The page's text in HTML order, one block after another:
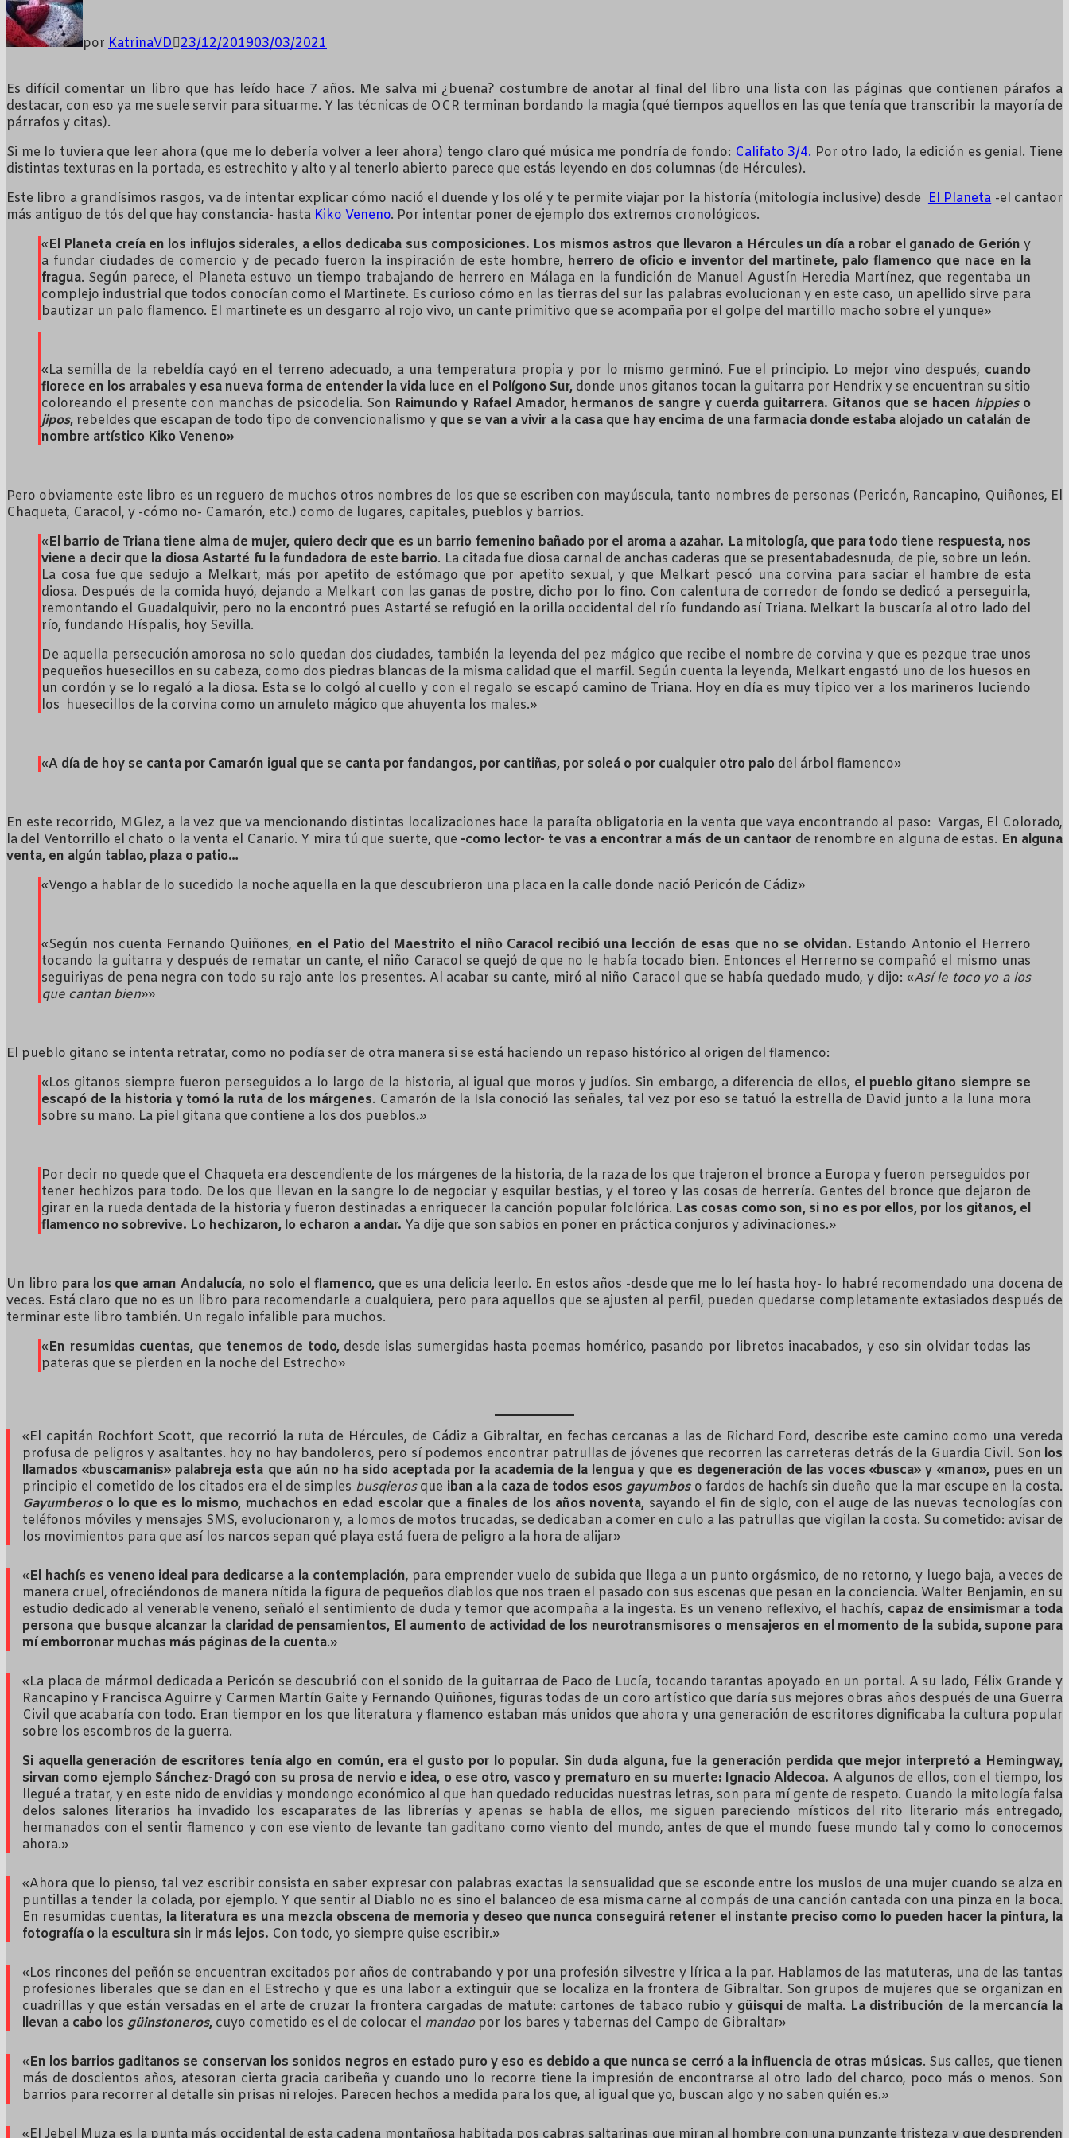
por KatrinaVD 23/12/201903/03/2021
Es difícil comentar un libro que has leído hace 7 años. Me salva mi ¿buena? costumbre de anotar al final del libro una lista con las páginas que contienen párafos a
destacar, con eso ya me suele servir para situarme. Y las técnicas de OCR terminan bordando la magia (qué tiempos aquellos en las que tenía que transcribir la mayoría de
párrafos y citas).
Si me lo tuviera que leer ahora (que me lo debería volver a leer ahora) tengo claro qué música me pondría de fondo: Califato 3/4. Por otro lado, la edición es genial. Tiene
distintas texturas en la portada, es estrechito y alto y al tenerlo abierto parece que estás leyendo en dos columnas (de Hércules).
Este libro a grandísimos rasgos, va de intentar explicar cómo nació el duende y los olé y te permite viajar por la historía (mitología inclusive) desde El Planeta -el cantaor
más antiguo de tós del que hay constancia- hasta Kiko Veneno. Por intentar poner de ejemplo dos extremos cronológicos.
«El Planeta creía en los influjos siderales, a ellos dedicaba sus composiciones. Los mismos astros que llevaron a Hércules un día a robar el ganado de Gerión y
a fundar ciudades de comercio y de pecado fueron la inspiración de este hombre, herrero de oficio e inventor del martinete, palo flamenco que nace en la
fragua. Según parece, el Planeta estuvo un tiempo trabajando de herrero en Málaga en la fundición de Manuel Agustín Heredia Martínez, que regentaba un
complejo industrial que todos conocían como el Martinete. Es curioso cómo en las tierras del sur las palabras evolucionan y en este caso, un apellido sirve para
bautizar un palo flamenco. El martinete es un desgarro al rojo vivo, un cante primitivo que se acompaña por el golpe del martillo macho sobre el yunque»
«La semilla de la rebeldía cayó en el terreno adecuado, a una temperatura propia y por lo mismo germinó. Fue el principio. Lo mejor vino después, cuando
florece en los arrabales y esa nueva forma de entender la vida luce en el Polígono Sur, donde unos gitanos tocan la guitarra por Hendrix y se encuentran su sitio
coloreando el presente con manchas de psicodelia. Son Raimundo y Rafael Amador, hermanos de sangre y cuerda guitarrera. Gitanos que se hacen hippieso
jipos, rebeldes que escapan de todo tipo de convencionalismo y que se van a vivir a la casa que hay encima de una farmacia donde estaba alojado un catalán de
nombre artístico Kiko Veneno»
Pero obviamente este libro es un reguero de muchos otros nombres de los que se escriben con mayúscula, tanto nombres de personas (Pericón, Rancapino, Quiñones, El
Chaqueta, Caracol, y -cómo no- Camarón, etc.) como de lugares, capitales, pueblos y barrios.
«El barrio de Triana tiene alma de mujer, quiero decir que es un barrio femenino bañado por el aroma a azahar. La mitología, que para todo tiene respuesta, nos
viene a decir que la diosa Astarté fu la fundadora de este barrio. La citada fue diosa carnal de anchas caderas que se presentabadesnuda, de pie, sobre un león.
La cosa fue que sedujo a Melkart, más por apetito de estómago que por apetito sexual, y que Melkart pescó una corvina para saciar el hambre de esta
diosa. Después de la comida huyó, dejando a Melkart con las ganas de postre, dicho por lo fino. Con calentura de corredor de fondo se dedicó a perseguirla,
remontando el Guadalquivir, pero no la encontró pues Astarté se refugió en la orilla occidental del río fundando así Triana. Melkart la buscaría al otro lado del
río, fundando Híspalis, hoy Sevilla.
De aquella persecución amorosa no solo quedan dos ciudades, también la leyenda del pez mágico que recibe el nombre de corvina y que es pezque trae unos
pequeños huesecillos en su cabeza, como dos piedras blancas de la misma calidad que el marfil. Según cuenta la leyenda, Melkart engastó uno de los huesos en
un cordón y se lo regaló a la diosa. Esta se lo colgó al cuello y con el regalo se escapó camino de Triana. Hoy en día es muy típico ver a los marineros luciendo
los huesecillos de la corvina como un amuleto mágico que ahuyenta los males.»
«A día de hoy se canta por Camarón igual que se canta por fandangos, por cantiñas, por soleá o por cualquier otro palo del árbol flamenco»
En este recorrido, MGlez, a la vez que va mencionando distintas localizaciones hace la paraíta obligatoria en la venta que vaya encontrando al paso: Vargas, El Colorado,
la del Ventorrillo el chato o la venta el Canario. Y mira tú que suerte, que -como lector- te vas a encontrar a más de un cantaor de renombre en alguna de estas. En alguna
venta, en algún tablao, plaza o patio…
«Vengo a hablar de lo sucedido la noche aquella en la que descubrieron una placa en la calle donde nació Pericón de Cádiz»
«Según nos cuenta Fernando Quiñones, en el Patio del Maestrito el niño Caracol recibió una lección de esas que no se olvidan. Estando Antonio el Herrero
tocando la guitarra y después de rematar un cante, el niño Caracol se quejó de que no le había tocado bien. Entonces el Herrerno se compañó el mismo unas
seguiriyas de pena negra con todo su rajo ante los presentes. Al acabar su cante, miró al niño Caracol que se había quedado mudo, y dijo: «Así le toco yo a los
que cantan bien»»
El pueblo gitano se intenta retratar, como no podía ser de otra manera si se está haciendo un repaso histórico al origen del flamenco:
«Los gitanos siempre fueron perseguidos a lo largo de la historia, al igual que moros y judíos. Sin embargo, a diferencia de ellos, el pueblo gitano siempre se
escapó de la historia y tomó la ruta de los márgenes. Camarón de la Isla conoció las señales, tal vez por eso se tatuó la estrella de David junto a la luna mora
sobre su mano. La piel gitana que contiene a los dos pueblos.»
Por decir no quede que el Chaqueta era descendiente de los márgenes de la historia, de la raza de los que trajeron el bronce a Europa y fueron perseguidos por
tener hechizos para todo. De los que llevan en la sangre lo de negociar y esquilar bestias, y el toreo y las cosas de herrería. Gentes del bronce que dejaron de
girar en la rueda dentada de la historia y fueron destinadas a enriquecer la canción popular folclórica. Las cosas como son, si no es por ellos, por los gitanos, el
flamenco no sobrevive. Lo hechizaron, lo echaron a andar. Ya dije que son sabios en poner en práctica conjuros y adivinaciones.»
Un libro para los que aman Andalucía, no solo el flamenco,que es una delicia leerlo. En estos años -desde que me lo leí hasta hoy- lo habré recomendado una docena de
veces. Está claro que no es un libro para recomendarle a cualquiera, pero para aquellos que se ajusten al perfil, pueden quedarse completamente extasiados después de
terminar este libro también. Un regalo infalible para muchos.
«En resumidas cuentas, que tenemos de todo,desde islas sumergidas hasta poemas homérico, pasando por libretos inacabados, y eso sin olvidar todas las
pateras que se pierden en la noche del Estrecho»
«El capitán Rochfort Scott, que recorrió la ruta de Hércules, de Cádiz a Gibraltar, en fechas cercanas a las de Richard Ford, describe este camino como una vereda
profusa de peligros y asaltantes. hoy no hay bandoleros, pero sí podemos encontrar patrullas de jóvenes que recorren las carreteras detrás de la Guardia Civil. Son los
llamados «buscamanis» palabreja esta que aún no ha sido aceptada por la academia de la lengua y que es degeneración de las voces «busca» y «mano», pues en un
principio el cometido de los citados era el de simples busqierosque iban a la caza de todos esos gayumboso fardos de hachís sin dueño que la mar escupe en la costa.
Gayumberoso lo que es lo mismo, muchachos en edad escolar que a finales de los años noventa, sayando el fin de siglo, con el auge de las nuevas tecnologías con
teléfonos móviles y mensajes SMS, evolucionaron y, a lomos de motos trucadas, se dedicaban a comer en culo a las patrullas que vigilan la costa. Su cometido: avisar de
los movimientos para que así los narcos sepan qué playa está fuera de peligro a la hora de alijar»
«El hachís es veneno ideal para dedicarse a la contemplación, para emprender vuelo de subida que llega a un punto orgásmico, de no retorno, y luego baja, a veces de
manera cruel, ofreciéndonos de manera nítida la figura de pequeños diablos que nos traen el pasado con sus escenas que pesan en la conciencia. Walter Benjamin, en su
estudio dedicado al venerable veneno, señaló el sentimiento de duda y temor que acompaña a la ingesta. Es un veneno reflexivo, el hachís, capaz de ensimismar a toda
persona que busque alcanzar la claridad de pensamientos, El aumento de actividad de los neurotransmisores o mensajeros en el momento de la subida, supone para
mí emborronar muchas más páginas de la cuenta.»
«La placa de mármol dedicada a Pericón se descubrió con el sonido de la guitarraa de Paco de Lucía, tocando tarantas apoyado en un portal. A su lado, Félix Grande y
Rancapino y Francisca Aguirre y Carmen Martín Gaite y Fernando Quiñones, figuras todas de un coro artístico que daría sus mejores obras años después de una Guerra
Civil que acabaría con todo. Eran tiempor en los que literatura y flamenco estaban más unidos que ahora y una generación de escritores dignificaba la cultura popular
sobre los escombros de la guerra.
Si aquella generación de escritores tenía algo en común, era el gusto por lo popular. Sin duda alguna, fue la generación perdida que mejor interpretó a Hemingway,
sirvan como ejemplo Sánchez-Dragó con su prosa de nervio e idea, o ese otro, vasco y prematuro en su muerte: Ignacio Aldecoa. A algunos de ellos, con el tiempo, los
llegué a tratar, y en este nido de envidias y mondongo económico al que han quedado reducidas nuestras letras, son para mí gente de respeto. Cuando la mitología falsa
delos salones literarios ha invadido los escaparates de las librerías y apenas se habla de ellos, me siguen pareciendo místicos del rito literario más entregado,
hermanados con el sentir flamenco y con ese viento de levante tan gaditano como viento del mundo, antes de que el mundo fuese mundo tal y como lo conocemos
ahora.»
«Ahora que lo pienso, tal vez escribir consista en saber expresar con palabras exactas la sensualidad que se esconde entre los muslos de una mujer cuando se alza en
puntillas a tender la colada, por ejemplo. Y que sentir al Diablo no es sino el balanceo de esa misma carne al compás de una canción cantada con una pinza en la boca.
En resumidas cuentas, la literatura es una mezcla obscena de memoria y deseo que nunca conseguirá retener el instante preciso como lo pueden hacer la pintura, la
fotografía o la escultura sin ir más lejos. Con todo, yo siempre quise escribir.»
«Los rincones del peñón se encuentran excitados por años de contrabando y por una profesión silvestre y lírica a la par. Hablamos de las matuteras, una de las tantas
profesiones liberales que se dan en el Estrecho y que es una labor a extinguir que se localiza en la frontera de Gibraltar. Son grupos de mujeres que se organizan en
cuadrillas y que están versadas en el arte de cruzar la frontera cargadas de matute: cartones de tabaco rubio ygüisquide malta. La distribución de la mercancía la
llevan a cabo los güinstoneros, cuyo cometido es el de colocar el mandaopor los bares y tabernas del Campo de Gibraltar»
«En los barrios gaditanos se conservan los sonidos negros en estado puro y eso es debido a que nunca se cerró a la influencia de otras músicas. Sus calles, que tienen
más de doscientos años, atesoran cierta gracia caribeña y cuando uno lo recorre tiene la impresión de encontrarse al otro lado del charco, poco más o menos. Son
barrios para recorrer al detalle sin prisas ni relojes. Parecen hechos a medida para los que, al igual que yo, buscan algo y no saben quién es.»
«El Jebel Muza es la punta más occidental de esta cadena montañosa habitada pos cabras saltarinas que miran al hombre con una punzante tristeza y que desprenden